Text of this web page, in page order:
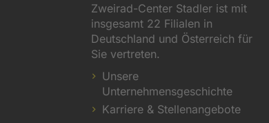
Zweirad-Center Stadler ist mit
insgesamt 22 Filialen in
Deutschland und Österreich für
Sie vertreten.
Unsere
Unternehmensgeschichte
Karriere & Stellenangebote